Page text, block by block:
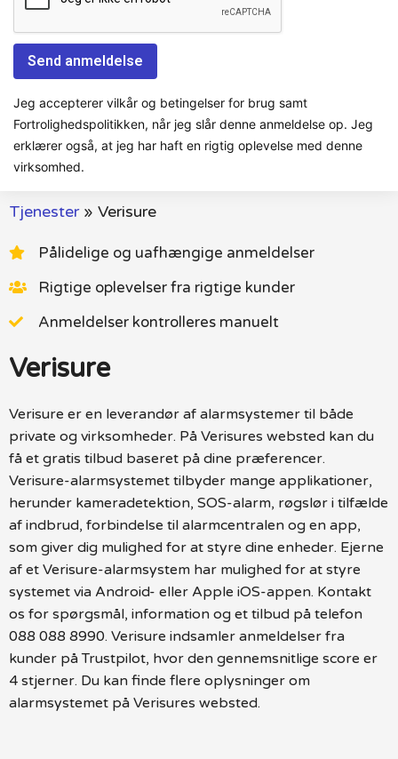
Jeg accepterer vilkår og betingelser for brug samt
Fortrolighedspolitikken, når jeg slår denne anmeldelse op. Jeg
erklærer også, at jeg har haft en rigtig oplevelse med denne
virksomhed.
Tjenester» Verisure
Pålidelige og uafhængige anmeldelser
Rigtige oplevelser fra rigtige kunder
Anmeldelser kontrolleres manuelt
Verisure
Verisure er en leverandør af alarmsystemer til både
private og virksomheder. På Verisures websted kan du
få et gratis tilbud baseret på dine præferencer.
Verisure-alarmsystemet tilbyder mange applikationer,
herunder kameradetektion, SOS-alarm, røgslør i tilfælde
af indbrud, forbindelse til alarmcentralen og en app,
som giver dig mulighed for at styre dine enheder. Ejerne
af et Verisure-alarmsystem har mulighed for at styre
systemet via Android- eller Apple iOS-appen. Kontakt
os for spørgsmål, information og et tilbud på telefon
088 088 8990. Verisure indsamler anmeldelser fra
kunder på Trustpilot, hvor den gennemsnitlige score er
4 stjerner. Du kan finde flere oplysninger om
alarmsystemet på Verisures websted.